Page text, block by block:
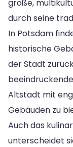
große,
durch seine
In Potsdam
historische
der Stadt
Altstadt mit
Gebäuden zu
Auch das
unterscheidet